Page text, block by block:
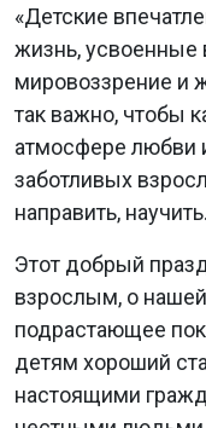
«Детские
жизнь, усвоенные
мировоззрение и
так важно, чтобы
атмосфере любви
заботливых
направить, научить.
Этот добрый
взрослым, о нашей
подрастающее
детям хороший
настоящими